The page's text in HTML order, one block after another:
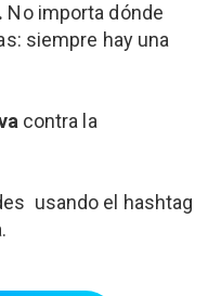
No importa dónde
siempre hay una
contra la
usando el hashtag